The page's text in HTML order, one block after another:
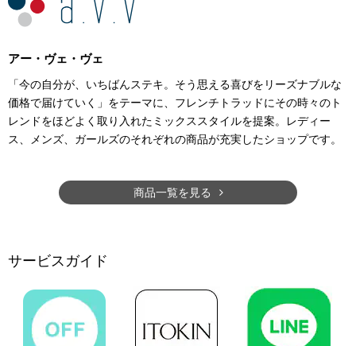
アー・ヴェ・ヴェ
「今の自分が、いちばんステキ。そう思える喜びをリーズナブルな
価格で届けていく」をテーマに、フレンチトラッドにその時々のト
レンドをほどよく取り入れたミックススタイルを提案。レディー
ス、メンズ、ガールズのそれぞれの商品が充実したショップです。
商品一覧を見る
サービスガイド